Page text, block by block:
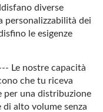
diverse
personalizzabilità dei
le esigenze
Le nostre capacità
che tu riceva
per una distribuzione
di alto volume senza